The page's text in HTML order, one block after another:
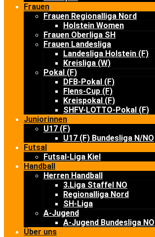
Frauen
Frauen Regionalliga Nord
Holstein Women
Frauen Oberliga SH
Frauen Landesliga
Landesliga Holstein (F)
Kreisliga (W)
Pokal (F)
DFB-Pokal (F)
Flens-Cup (F)
Kreispokal (F)
SHFV-LOTTO-Pokal (F)
Juniorinnen
U17 (F)
U17 (F) Bundesliga N/NO
Futsal
Futsal-Liga Kiel
Handball
Herren Handball
3.Liga Staffel NO
Regionalliga Nord
SH-Liga
A-Jugend
A-Jugend Bundesliga NO
Über uns